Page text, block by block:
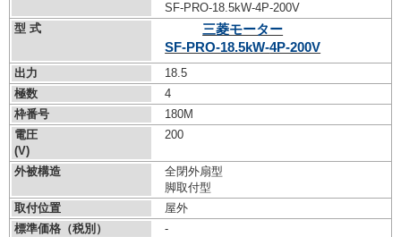
SF-PRO-18.5kW-4P-200V
型 式
三菱モーター
SF-PRO-18.5kW-4P-200V
出力
18.5
極数
4
枠番号
180M
電圧
(V)
200
外被構造
全閉外扇型
脚取付型
取付位置
屋外
標準価格（税別）
-